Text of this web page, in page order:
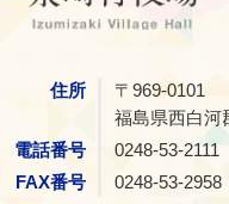
住所
〒969-0101
福島県西白河
電話番号
0248-53-2111
FAX番号
0248-53-2958